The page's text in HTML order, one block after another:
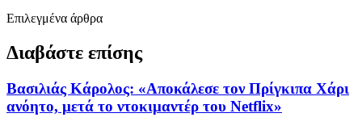
Επιλεγμένα άρθρα
Διαβάστε επίσης
Βασιλιάς Κάρολος: «Αποκάλεσε τον Πρίγκιπα Χάρι
ανόητο, μετά το ντοκιμαντέρ του Netflix»